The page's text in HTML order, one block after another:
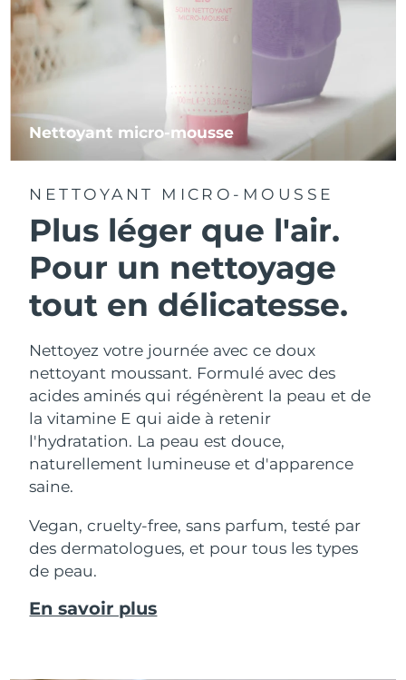
Nettoyant micro-mousse
NETTOYANT MICRO-MOUSSE
Plus léger que l'air.
Pour un nettoyage
tout en délicatesse.
Nettoyez votre journée avec ce doux
nettoyant moussant. Formulé avec des
acides aminés qui régénèrent la peau et de
la vitamine E qui aide à retenir
l'hydratation. La peau est douce,
naturellement lumineuse et d'apparence
saine.
Vegan, cruelty-free, sans parfum, testé par
des dermatologues, et pour tous les types
de peau.
En savoir plus